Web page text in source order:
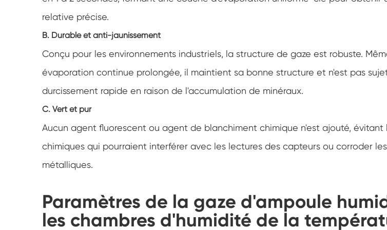
Chambre d'essai environnementale
Chambre d'essai environnementale
et d'humidité
Mèche humide pour chambre
d'humidité
Chambre d'abus thermique
relative précise.
B. Durable et anti-jaunissement
Conçu pour les environnements industriels, la structure de gaze est robuste.
évaporation continue prolongée, il maintient sa bonne structure et n'est pas
durcissement rapide en raison de l'accumulation de minéraux.
C. Vert et pur
Aucun agent fluorescent ou agent de blanchiment chimique n'est ajouté, évitant
chimiques qui pourraient interférer avec les lectures des capteurs ou corroder
métalliques.
Paramètres de la gaze d'ampoule
les chambres d'humidité de la